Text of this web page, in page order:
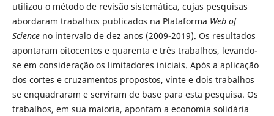
utilizou o método de revisão sistemática, cujas pesquisas
abordaram trabalhos publicados na Plataforma Web of
Scienceno intervalo de dez anos (2009-2019). Os resultados
apontaram oitocentos e quarenta e três trabalhos, levando-
se em consideração os limitadores iniciais. Após a aplicação
dos cortes e cruzamentos propostos, vinte e dois trabalhos
se enquadraram e serviram de base para esta pesquisa. Os
trabalhos, em sua maioria, apontam a economia solidária